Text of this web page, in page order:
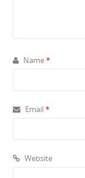
Name*
Email*
Website